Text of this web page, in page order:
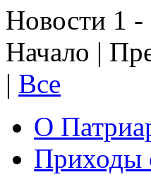
Новости 1 -
Начало |
| Все
О
Приходы